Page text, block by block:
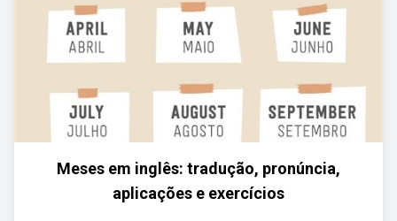
Meses em inglês: tradução, pronúncia,
aplicações e exercícios